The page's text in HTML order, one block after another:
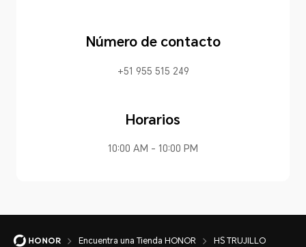
Número de contacto
+51 955 515 249
Horarios
10:00 AM - 10:00 PM
Encuentra una Tienda HONOR HS TRUJILLO